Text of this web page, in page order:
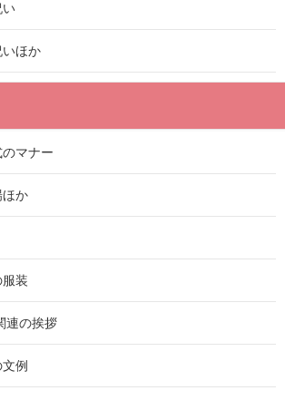
い
ほか
マナー
か
装
連の挨拶
例